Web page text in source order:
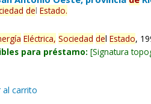
delEstado.
Eléctrica, Sociedad delEstado,
para préstamo: Signatura
al carrito